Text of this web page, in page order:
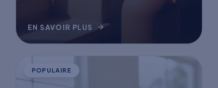
EN SAVOIR PLUS
POPULAIRE